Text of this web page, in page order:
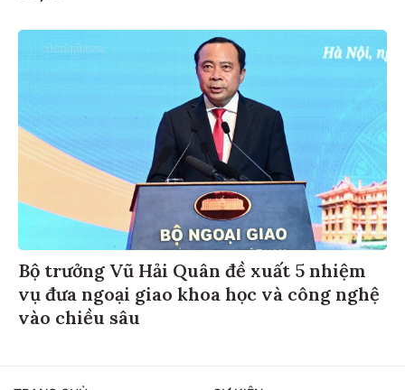
Bộ trưởng Vũ Hải Quân đề xuất 5 nhiệm
vụ đưa ngoại giao khoa học và công nghệ
vào chiều sâu